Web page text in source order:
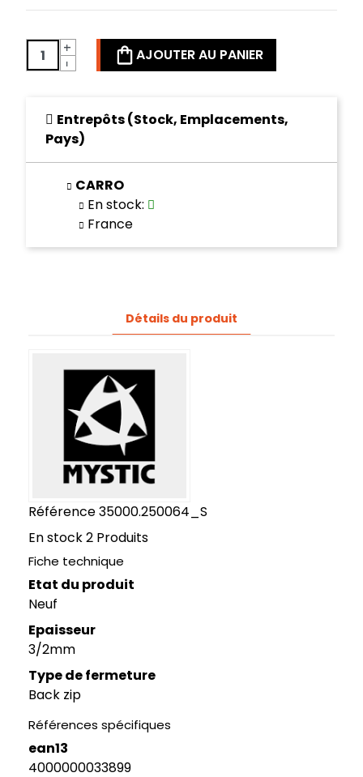
-
+ AJOUTER AU PANIER
Entrepôts (Stock, Emplacements,
Pays)
CARRO
En stock:
France
Détails du produit
Référence35000.250064_S
En stock2 Produits
Fiche technique
Etat du produit
Neuf
Epaisseur
3/2mm
Type de fermeture
Back zip
Références spécifiques
ean13
4000000033899